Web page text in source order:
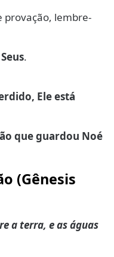
provação, lembre-
.
Ele está
que guardou Noé
(Gênesis
a terra, e as águas